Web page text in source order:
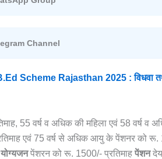
Channel
Scheme Rajasthan 2025 : विधवा
55 वर्ष व अधिक की महिला एवं 58 वर्ष
एवं 75 वर्ष से अधिक आयु के पेंशनर को रू.
पेंशरन को रू. 1500/- प्रतिमाह पेंशन